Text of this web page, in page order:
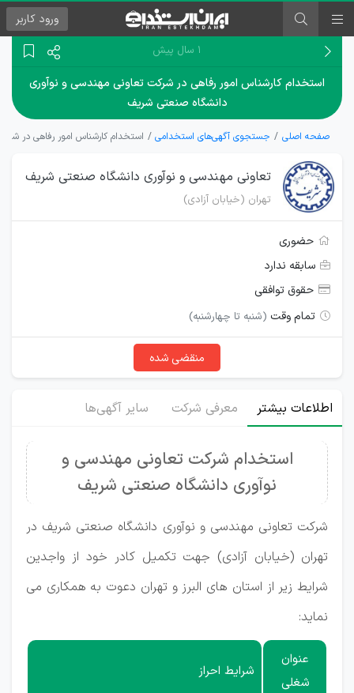
ورود کاربر
۱ سال پیش
استخدام کارشناس امور رفاهی در شرکت تعاونی مهندسی و نوآوری
دانشگاه صنعتی شریف
صفحه اصلی جستجوی آگهی‌های استخدامی استخدام کارشناس امور رفاهی در
تعاونی مهندسی و نوآوری دانشگاه صنعتی شریف
تهران (خیابان آزادی)
حضوری
سابقه ندارد
حقوق توافقی
تمام وقت (شنبه تا چهارشنبه)
منقضی شده
اطلاعات بیشتر معرفی شرکت سایر آگهی‌ها
استخدام شرکت تعاونی مهندسی و
نوآوری دانشگاه صنعتی شریف
شرکت تعاونی مهندسی و نوآوری دانشگاه صنعتی شریف در
تهران (خیابان آزادی) جهت تکمیل کادر خود از واجدین
شرایط زیر از استان های البرز و تهران دعوت به همکاری می
نماید:
عنوان
شغلی
شرایط احراز